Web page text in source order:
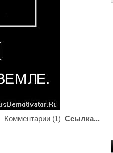
Комментарии (1) Ссылка...